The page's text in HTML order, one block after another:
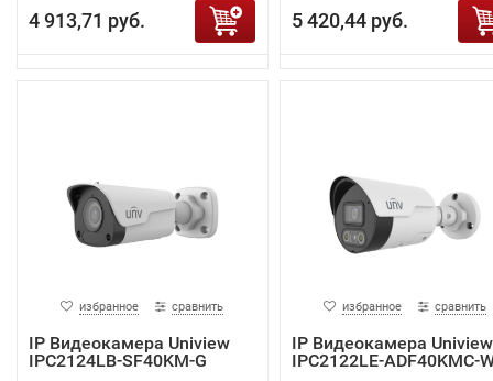
4 913,71 руб. 5 420,44 руб.
избранное сравнить
IP Видеокамера Uniview
IPC2124LB-SF40KM-G
избранное сравнить
IP Видеокамера Uniview
IPC2122LE-ADF40KMC-